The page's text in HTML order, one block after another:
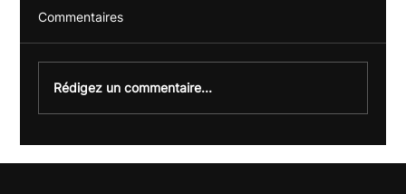
Commentaires
Rédigez un commentaire...